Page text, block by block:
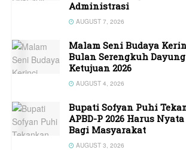
Administrasi
AUGUST 7, 2026
Malam Seni Budaya
Bulan Serengkuh
Ketujuan 2026
AUGUST 4, 2026
Bupati Sofyan Puhi
APBD-P 2026 Harus
Bagi Masyarakat
AUGUST 3, 2026